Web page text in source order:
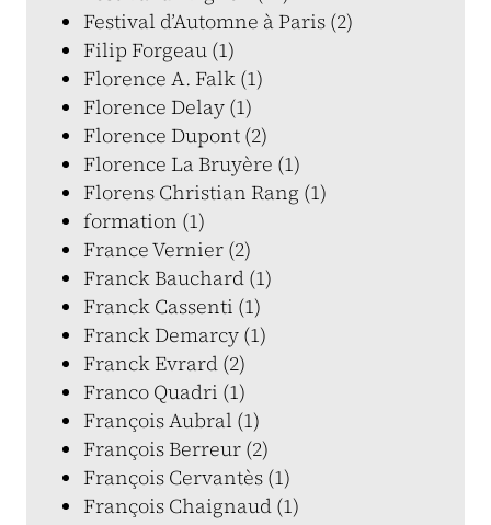
Festival d’Automne à Paris (2)
Filip Forgeau (1)
Florence A. Falk (1)
Florence Delay (1)
Florence Dupont (2)
Florence La Bruyère (1)
Florens Christian Rang (1)
formation (1)
France Vernier (2)
Franck Bauchard (1)
Franck Cassenti (1)
Franck Demarcy (1)
Franck Evrard (2)
Franco Quadri (1)
François Aubral (1)
François Berreur (2)
François Cervantès (1)
François Chaignaud (1)